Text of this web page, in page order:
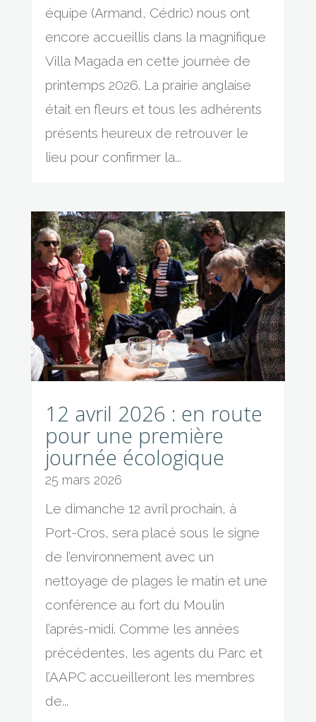
équipe (Armand, Cédric) nous ont
encore accueillis dans la magnifique
Villa Magada en cette journée de
printemps 2026. La prairie anglaise
était en fleurs et tous les adhérents
présents heureux de retrouver le
lieu pour confirmer la...
12 avril 2026 : en route
pour une première
journée écologique
25 mars 2026
Le dimanche 12 avril prochain, à
Port-Cros, sera placé sous le signe
de l’environnement avec un
nettoyage de plages le matin et une
conférence au fort du Moulin
l’après-midi. Comme les années
précédentes, les agents du Parc et
l’AAPC accueilleront les membres
de...